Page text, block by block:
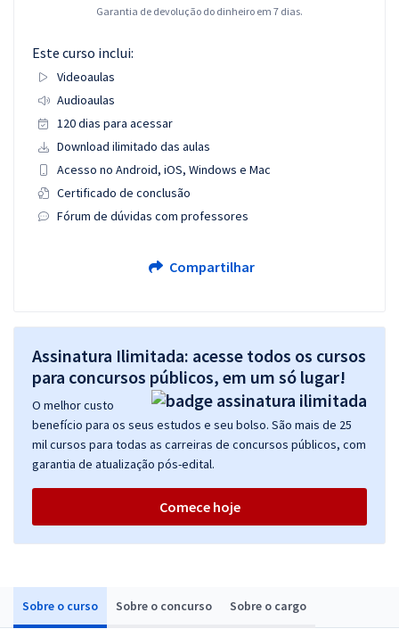
Sobre o curso Sobre o concurso Sobre o cargo
Garantia de devolução do dinheiro em 7 dias.
Este curso inclui:
Videoaulas
Audioaulas
120 dias para acessar
Download ilimitado das aulas
Acesso no Android, iOS, Windows e Mac
Certificado de conclusão
Fórum de dúvidas com professores
Compartilhar
Assinatura Ilimitada: acesse todos os cursos
para concursos públicos, em um só lugar!
O melhor custo
benefício para os seus estudos e seu bolso. São mais de 25
mil cursos para todas as carreiras de concursos públicos, com
garantia de atualização pós-edital.
Comece hoje